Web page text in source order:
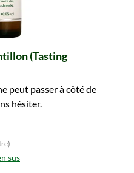
(Tasting
peut passer à côté de
hésiter.
sus